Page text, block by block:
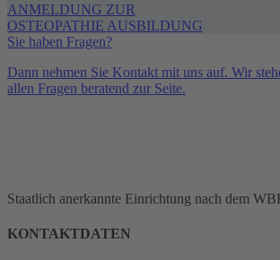
ANMELDUNG ZUR
OSTEOPATHIE AUSBILDUNG
Sie haben Fragen?
Dann nehmen Sie Kontakt mit uns auf. Wir
allen Fragen beratend zur Seite.
Staatlich anerkannte Einrichtung nach dem
KONTAKTDATEN